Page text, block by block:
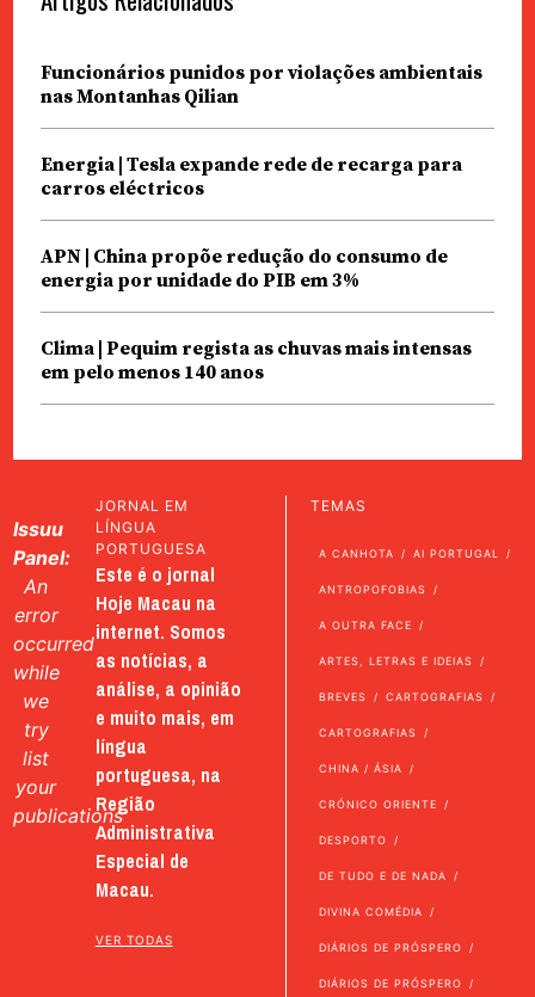
Funcionários punidos por violações ambientais
nas Montanhas Qilian
Energia | Tesla expande rede de recarga para
carros eléctricos
APN | China propõe redução do consumo de
energia por unidade do PIB em 3%
Clima | Pequim regista as chuvas mais intensas
em pelo menos 140 anos
Issuu
Panel:
An
error
occurred
while
we
try
list
your
publications
JORNAL EM
LÍNGUA
PORTUGUESA
Este é o jornal
Hoje Macau na
internet. Somos
as notícias, a
análise, a opinião
e muito mais, em
língua
portuguesa, na
Região
Administrativa
Especial de
Macau.
VER TODAS
TEMAS
A CANHOTA AI PORTUGAL
ANTROPOFOBIAS
A OUTRA FACE
ARTES, LETRAS E IDEIAS
BREVES CARTOGRAFIAS
CARTOGRAFIAS
CHINA / ÁSIA
CRÓNICO ORIENTE
DESPORTO
DE TUDO E DE NADA
DIVINA COMÉDIA
DIÁRIOS DE PRÓSPERO
DIÁRIOS DE PRÓSPERO